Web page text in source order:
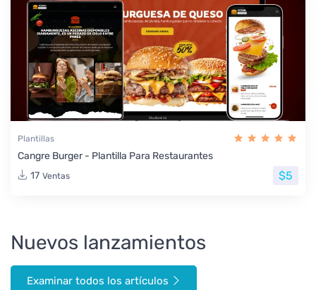
Plantillas
Cangre Burger - Plantilla Para Restaurantes
17 Ventas $5
Nuevos lanzamientos
Examinar todos los artículos